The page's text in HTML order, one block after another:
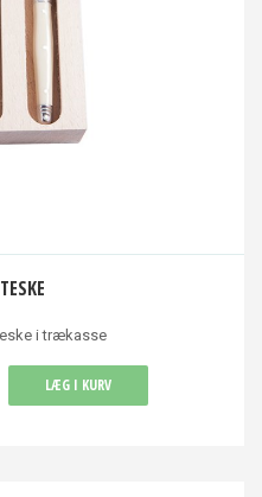
i trækasse
LÆG I KURV